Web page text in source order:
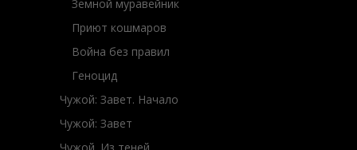
Земной муравейник
Приют кошмаров
Война без правил
Геноцид
Чужой: Завет. Начало
Чужой: Завет